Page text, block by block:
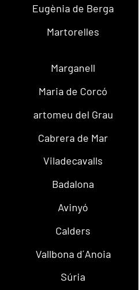
Eugènia de Berga
Martorelles
Marganell
Maria de Corcó
artomeu del Grau
Cabrera de Mar
Viladecavalls
Badalona
Avinyó
Calders
Vallbona d´Anoia
Súria